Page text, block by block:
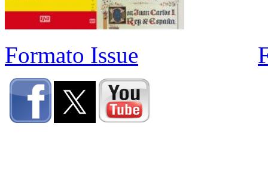
Formato Issue